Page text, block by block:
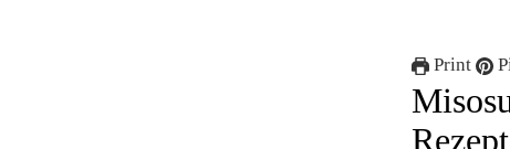
Print
Rezept